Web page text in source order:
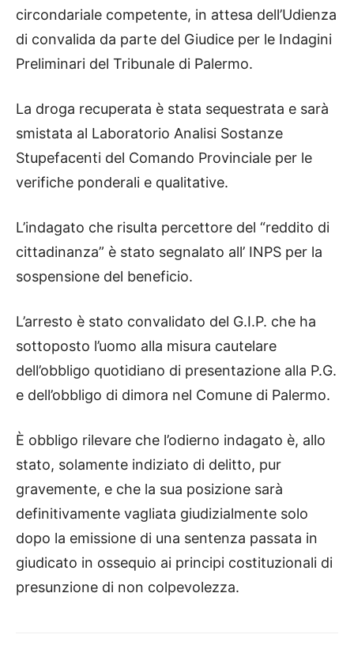
circondariale competente, in attesa dell’Udienza
di convalida da parte del Giudice per le Indagini
Preliminari del Tribunale di Palermo.
La droga recuperata è stata sequestrata e sarà
smistata al Laboratorio Analisi Sostanze
Stupefacenti del Comando Provinciale per le
verifiche ponderali e qualitative.
L’indagato che risulta percettore del “reddito di
cittadinanza” è stato segnalato all’ INPS per la
sospensione del beneficio.
L’arresto è stato convalidato del G.I.P. che ha
sottoposto l’uomo alla misura cautelare
dell’obbligo quotidiano di presentazione alla P.G.
e dell’obbligo di dimora nel Comune di Palermo.
È obbligo rilevare che l’odierno indagato è, allo
stato, solamente indiziato di delitto, pur
gravemente, e che la sua posizione sarà
definitivamente vagliata giudizialmente solo
dopo la emissione di una sentenza passata in
giudicato in ossequio ai principi costituzionali di
presunzione di non colpevolezza.